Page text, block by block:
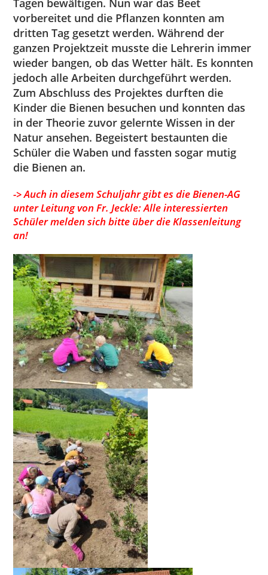
Tagen bewältigen. Nun war das Beet
vorbereitet und die Pflanzen konnten am
dritten Tag gesetzt werden. Während der
ganzen Projektzeit musste die Lehrerin immer
wieder bangen, ob das Wetter hält. Es konnten
jedoch alle Arbeiten durchgeführt werden.
Zum Abschluss des Projektes durften die
Kinder die Bienen besuchen und konnten das
in der Theorie zuvor gelernte Wissen in der
Natur ansehen. Begeistert bestaunten die
Schüler die Waben und fassten sogar mutig
die Bienen an.
-> Auch in diesem Schuljahr gibt es die Bienen-AG
unter Leitung von Fr. Jeckle: Alle interessierten
Schüler melden sich bitte über die Klassenleitung
an!